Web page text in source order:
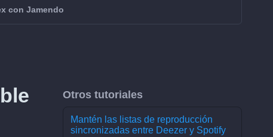
con Jamendo
Otros tutoriales
Mantén las listas de reproducción
sincronizadas entre Deezer y Spotify